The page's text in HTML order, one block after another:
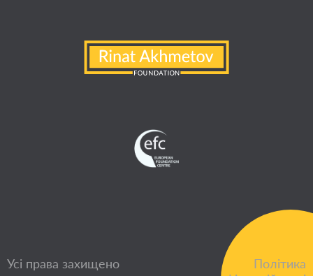
Усі права захищено
Політика